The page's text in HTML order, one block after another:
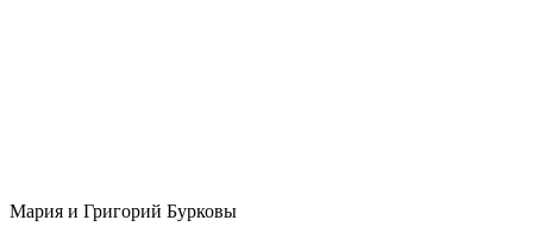
Мария и Григорий Бурковы